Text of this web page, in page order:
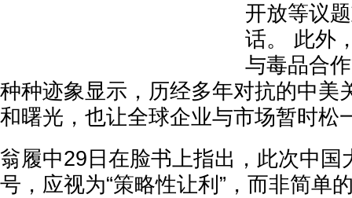
开放等议
话。 此外
与毒品合
种种迹象显示，历经多年对抗的中美
和曙光，也让全球企业与市场暂时松
翁履中29日在脸书上指出，此次中国
号，应视为“策略性让利”，而非简单